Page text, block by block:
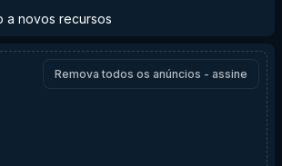
a novos recursos
Remova todos os anúncios - assine